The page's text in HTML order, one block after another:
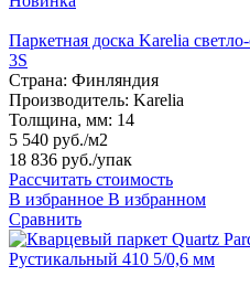
Паркетная доска Karelia
3S
Страна: Финляндия
Производитель: Karelia
Толщина, мм: 14
5 540 руб./м2
18 836 руб./упак
Рассчитать стоимость
В избранное В избранном
Сравнить